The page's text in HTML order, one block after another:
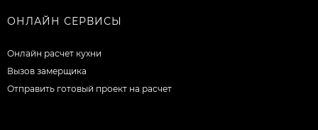
ОНЛАЙН СЕРВИСЫ
Онлайн расчет кухни
Вызов замерщика
Отправить готовый проект на расчет